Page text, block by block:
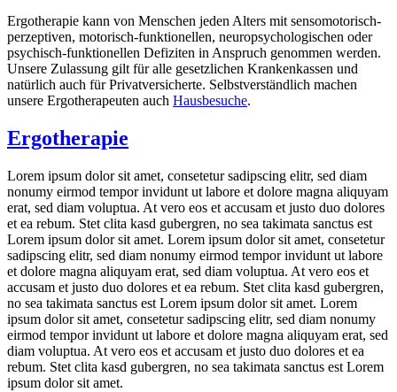
Ergotherapie kann von Menschen jeden Alters mit sensomotorisch-
perzeptiven, motorisch-funktionellen, neuropsychologischen oder
psychisch-funktionellen Defiziten in Anspruch genommen werden.
Unsere Zulassung gilt für alle gesetzlichen Krankenkassen und
natürlich auch für Privatversicherte. Selbstverständlich machen
unsere Ergotherapeuten auch Hausbesuche.
Ergotherapie
Lorem ipsum dolor sit amet, consetetur sadipscing elitr, sed diam
nonumy eirmod tempor invidunt ut labore et dolore magna aliquyam
erat, sed diam voluptua. At vero eos et accusam et justo duo dolores
et ea rebum. Stet clita kasd gubergren, no sea takimata sanctus est
Lorem ipsum dolor sit amet. Lorem ipsum dolor sit amet, consetetur
sadipscing elitr, sed diam nonumy eirmod tempor invidunt ut labore
et dolore magna aliquyam erat, sed diam voluptua. At vero eos et
accusam et justo duo dolores et ea rebum. Stet clita kasd gubergren,
no sea takimata sanctus est Lorem ipsum dolor sit amet. Lorem
ipsum dolor sit amet, consetetur sadipscing elitr, sed diam nonumy
eirmod tempor invidunt ut labore et dolore magna aliquyam erat, sed
diam voluptua. At vero eos et accusam et justo duo dolores et ea
rebum. Stet clita kasd gubergren, no sea takimata sanctus est Lorem
ipsum dolor sit amet.